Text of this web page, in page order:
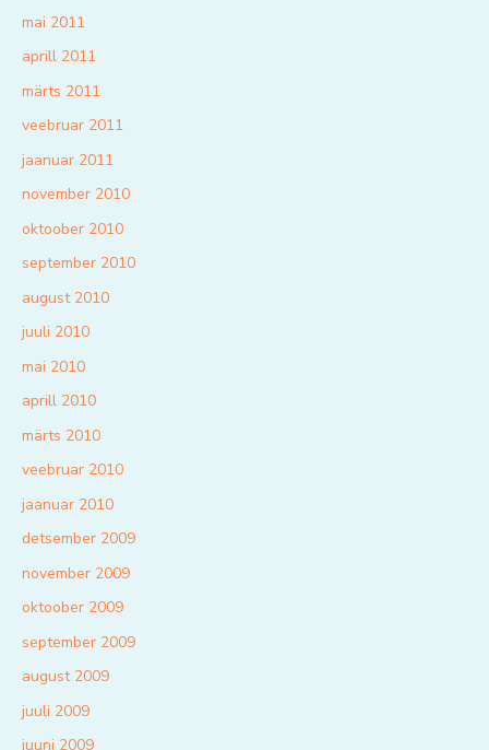
mai 2011
aprill 2011
märts 2011
veebruar 2011
jaanuar 2011
november 2010
oktoober 2010
september 2010
august 2010
juuli 2010
mai 2010
aprill 2010
märts 2010
veebruar 2010
jaanuar 2010
detsember 2009
november 2009
oktoober 2009
september 2009
august 2009
juuli 2009
juuni 2009